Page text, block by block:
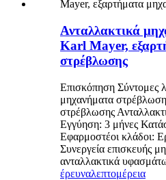
Ανταλλακτικά
Karl Mayer,
στρέβλωσης
Επισκόπηση Σύντομες
μηχανήματα
στρέβλωσης
Εγγύηση: 3 μήνες
Εφαρμοστέοι κλάδοι:
Συνεργεία επισκευής
ανταλλακτικά
έρευναλεπτομέρεια